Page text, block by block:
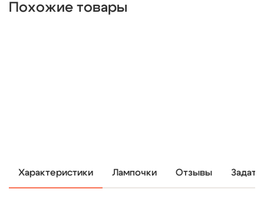
Похожие товары
Характеристики Лампочки Отзывы